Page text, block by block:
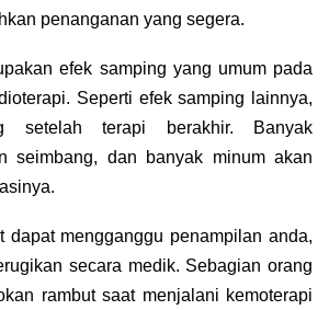
penanganan yang segera.
efek samping yang umum pada
Seperti efek samping lainnya,
setelah terapi berakhir. Banyak
seimbang, dan banyak minum akan
dapat mengganggu penampilan anda,
secara medik. Sebagian orang
rambut saat menjalani kemoterapi